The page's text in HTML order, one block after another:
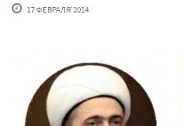
17 ФЕВРАЛЯ'2014